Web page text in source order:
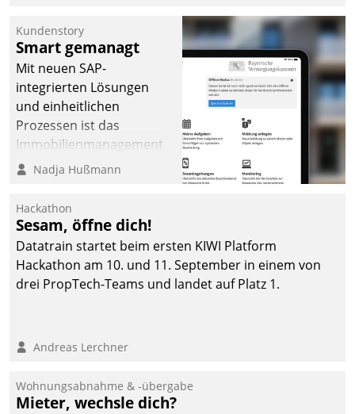
Kundenstory
Smart gemanagt
Mit neuen SAP-
integrierten Lösungen
und einheitlichen
Prozessen ist das
Immobilienmanagement
der Bayerischen
Ressort Kapitalanlage für
künftige Aufgaben und
Herausforderungen
gerüstet.
Nadja Hußmann
Hackathon
Sesam, öffne dich!
Datatrain startet beim ersten KIWI Platform
Hackathon am 10. und 11. September in einem von
drei PropTech-Teams und landet auf Platz 1.
Andreas Lerchner
Wohnungsabnahme & -übergabe
Mieter, wechsle dich?